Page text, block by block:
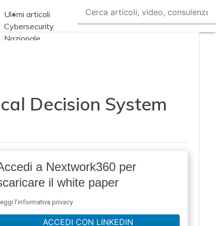
Ultimi articoli
Cybersecurity
Nazionale
Soluzioni aziendali
Corsi cybersecurity
Chi siamo
Decision System
a Nextwork360 per
il white paper
l'informativa privacy
ACCEDI CON LINKEDIN